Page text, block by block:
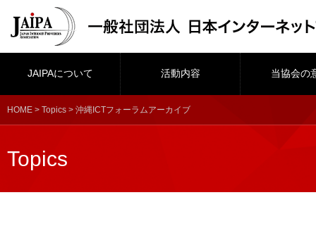
JAIPAについて 活動内容 当協会の
HOME > Topics > 沖縄ICTフォーラムアーカイブ
Topics